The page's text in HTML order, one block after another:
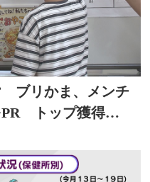
ブリかま、メンチ
PR トップ獲得